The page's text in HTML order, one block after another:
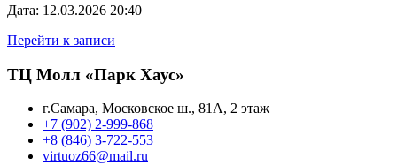
Дата: 12.03.2026 20:40
Перейти к записи
ТЦ Молл «Парк Хаус»
г.Самара, Московское ш., 81А, 2 этаж
+7 (902) 2-999-868
+8 (846) 3-722-553
virtuoz66@mail.ru